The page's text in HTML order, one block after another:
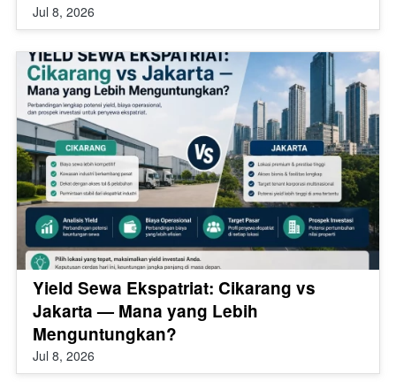
Jul 8, 2026
Yield Sewa Ekspatriat: Cikarang vs
Jakarta — Mana yang Lebih
Menguntungkan?
Jul 8, 2026